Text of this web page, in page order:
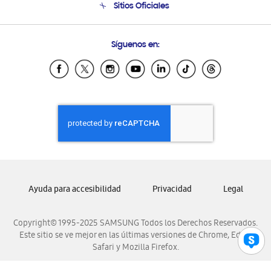
Seguimiento de tu pedido
Soporte vía eMail
Sitios Oficiales
Samsung Ecuador
Samsung El Salvador
Samsung Honduras
Samsung Nicaragua
Samsung Panamá
Samsung Venezuela
Síguenos en:
Copyright© 1995-2025 SAMSUNG Todos los Derechos Reservados.
Este sitio se ve mejor en las últimas versiones de Chrome, Edge,
Safari y Mozilla Firefox.
Ayuda para accesibilidad Privacidad Legal